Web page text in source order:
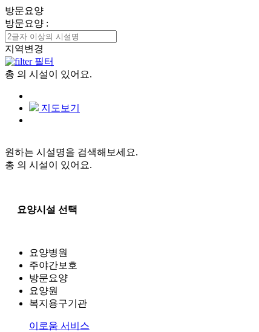
방문요양
방문요양 :
지역변경
필터
총 의 시설이 있어요.
지도보기
원하는 시설명을 검색해보세요.
총 의 시설이 있어요.
요양시설 선택
요양병원
주야간보호
방문요양
요양원
복지용구기관
이로움 서비스